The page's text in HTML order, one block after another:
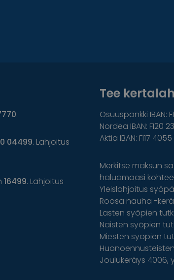
.
04499. Lahjoitus
16499. Lahjoitus
Tee
Osuuspankki IBAN:
Nordea IBAN: FI20
Aktia IBAN: FI17 4055
Merkitse maksun
haluamaasi
Yleislahjoitus
Roosa nauha -
Lasten syöpien
Naisten syöpien
Miesten syöpien
Huonoennusteisten
Joulukeräys 4006,